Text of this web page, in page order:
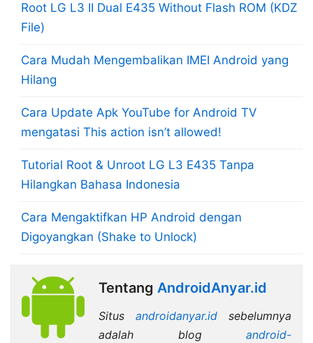
Root LG L3 II Dual E435 Without Flash ROM (KDZ
File)
Cara Mudah Mengembalikan IMEI Android yang
Hilang
Cara Update Apk YouTube for Android TV
mengatasi This action isn’t allowed!
Tutorial Root & Unroot LG L3 E435 Tanpa
Hilangkan Bahasa Indonesia
Cara Mengaktifkan HP Android dengan
Digoyangkan (Shake to Unlock)
Tentang AndroidAnyar.id
Situs androidanyar.id sebelumnya
adalah blog android-